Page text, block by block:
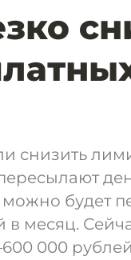
снизить
будет
месяц.
000